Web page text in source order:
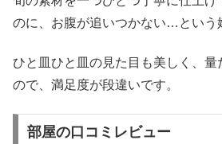
のに、お腹が追いつかない…という
ひと皿ひと皿の見た目も美しく、量
ので、満足度が段違いです。
部屋の口コミレビュー